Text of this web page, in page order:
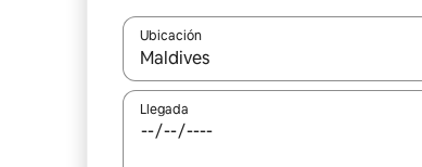
Ubicación
Cuando los resultados estén
Llegada